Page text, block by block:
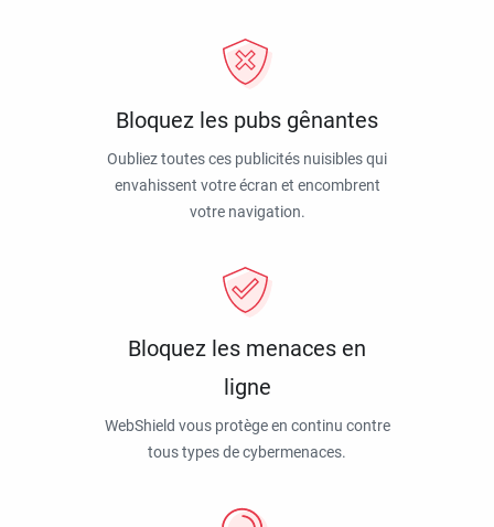
Bloquez les pubs gênantes
Oubliez toutes ces publicités nuisibles qui
envahissent votre écran et encombrent
votre navigation.
Bloquez les menaces en
ligne
WebShield vous protège en continu contre
tous types de cybermenaces.